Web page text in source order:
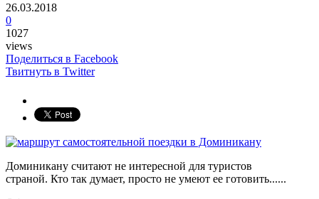
26.03.2018
0
1027
views
Поделиться в Facebook
Твитнуть в Twitter
Доминикану считают не интересной для туристов
страной. Кто так думает, просто не умеют ее готовить......